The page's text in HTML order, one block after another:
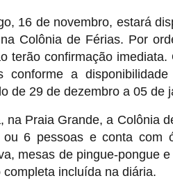
16 de novembro, estará
Colônia de Férias. Por
terão confirmação
conforme a
de 29 de dezembro a 05 de
na Praia Grande, a Colônia
6 pessoas e conta com
mesas de pingue-pongue
incluída na diária.